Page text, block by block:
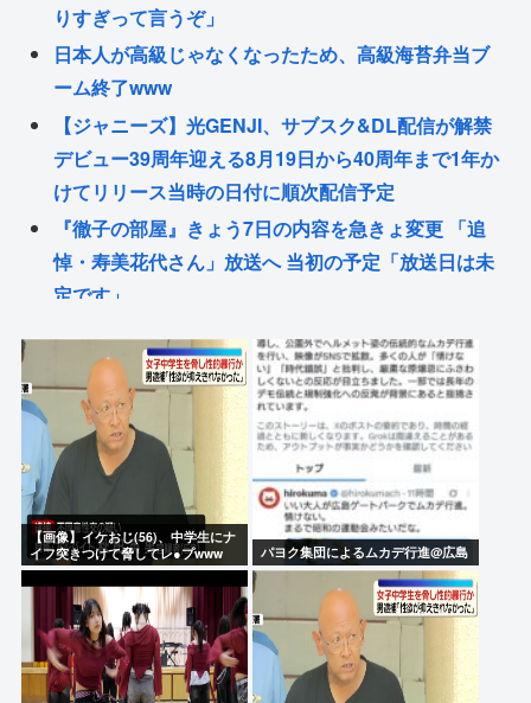
りすぎって言うぞ」
日本人が高級じゃなくなったため、高級海苔弁当ブ
ーム終了www
【ジャニーズ】光GENJI、サブスク&DL配信が解禁
デビュー39周年迎える8月19日から40周年まで1年か
けてリリース当時の日付に順次配信予定
『徹子の部屋』きょう7日の内容を急きょ変更 「追
悼・寿美花代さん」放送へ 当初の予定「放送日は未
定です」
NHK職員が出演者から性被害 異動求めるも3年認め
られずPTSDに 加害者側が釈明も… 月岡ツキ「納得
がいかない」
80代男性「足がすべってアクセルを踏んでしまっ
た」駐車場の壁に衝突
山本舞香、第1子出産を報告「母子ともに健康」…夫
のマイファス・Hiroは「いいね」 森進一&森昌子さ
んの孫
フジテレビで無修正の勃起ちんぽが流れる放送事故
が発生
【画像】イケおじ(56)、中学生にナ
イフ突きつけて脅してレ●プwww
パヨク集団によるムカデ行進@広島